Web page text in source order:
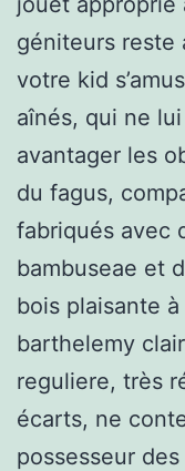
géniteurs reste
votre kid
aînés, qui ne
avantager les
du fagus,
fabriqués avec
bambuseae et
bois plaisante
barthelemy
reguliere, très
écarts, ne
possesseur